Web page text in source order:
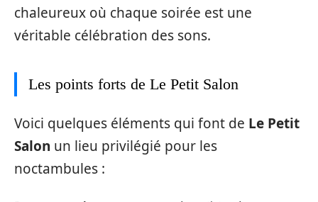
chaleureux où chaque soirée est une
véritable célébration des sons.
Les points forts de Le Petit Salon
Voici quelques éléments qui font de Le Petit
Salon un lieu privilégié pour les
noctambules :